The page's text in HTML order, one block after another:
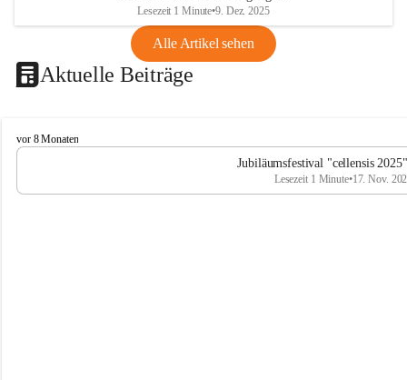
Lesezeit 1 Minute•9. Dez. 2025
Alle Artikel sehen
Aktuelle Beiträge
C
e
l
vor 8 Monaten
Jubiläumsfestival "cellensis
Lesezeit 1 Minute•17. Nov.